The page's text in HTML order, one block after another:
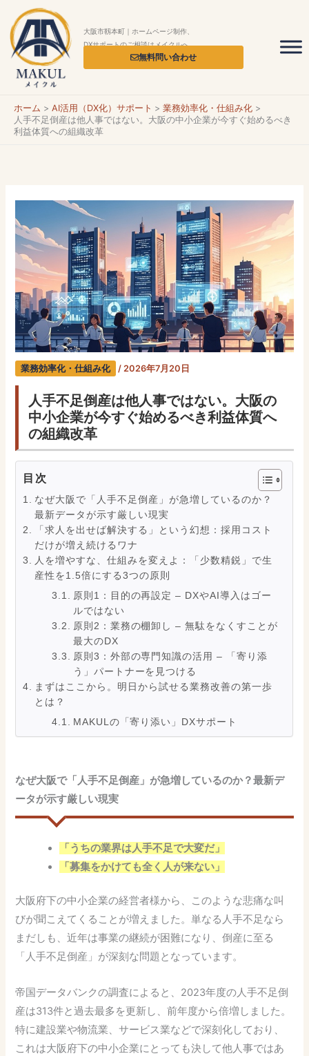
大阪市靱本町｜ホームページ制作、
DXサポートのご相談はメイクルへ
無料問い合わせ
ホーム AI活用（DX化）サポート
業務効率化・仕組み化
人手不足倒産は他人事ではない。大阪の中小企業が今すぐ始めるべき
利益体質への組織改革
業務効率化・仕組み化 / 2026年7月20日
人手不足倒産は他人事ではない。大阪の
中小企業が今すぐ始めるべき利益体質へ
の組織改革
目次
なぜ大阪で「人手不足倒産」が急増しているのか？
最新データが示す厳しい現実
「求人を出せば解決する」という幻想：採用コスト
だけが増え続けるワナ
人を増やすな、仕組みを変えよ：「少数精鋭」で生
産性を1.5倍にする3つの原則
原則1：目的の再設定 – DXやAI導入はゴー
ルではない
原則2：業務の棚卸し – 無駄をなくすことが
最大のDX
原則3：外部の専門知識の活用 – 「寄り添
う」パートナーを見つける
まずはここから。明日から試せる業務改善の第一歩
とは？
MAKULの「寄り添い」DXサポート
なぜ大阪で「人手不足倒産」が急増しているのか？最新デ
ータが示す厳しい現実
「うちの業界は人手不足で大変だ」
「募集をかけても全く人が来ない」
大阪府下の中小企業の経営者様から、このような悲痛な叫
びが聞こえてくることが増えました。単なる人手不足なら
まだしも、近年は事業の継続が困難になり、倒産に至る
「人手不足倒産」が深刻な問題となっています。
帝国データバンクの調査によると、2023年度の人手不足倒
産は313件と過去最多を更新し、前年度から倍増しました。
特に建設業や物流業、サービス業などで深刻化しており、
これは大阪府下の中小企業にとっても決して他人事ではあ